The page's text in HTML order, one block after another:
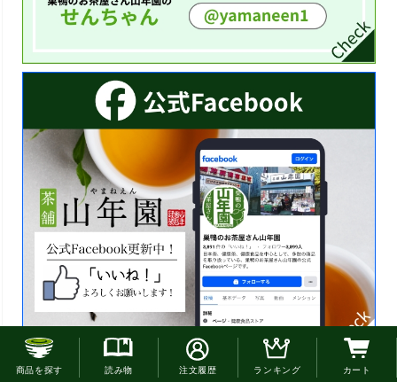
お電話でのご注文はこちら
商品を探す 読み物 注文履歴 ランキング カート